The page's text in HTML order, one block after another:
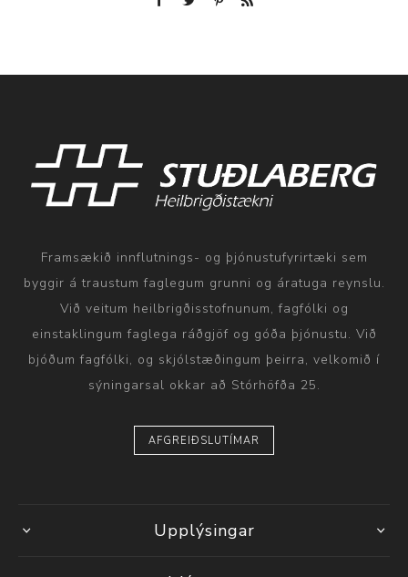
Framsækið innflutnings- og þjónustufyrirtæki sem
byggir á traustum faglegum grunni og áratuga reynslu.
Við veitum heilbrigðisstofnunum, fagfólki og
einstaklingum faglega ráðgjöf og góða þjónustu. Við
bjóðum fagfólki, og skjólstæðingum þeirra, velkomið í
sýningarsal okkar að Stórhöfða 25.
AFGREIÐSLUTÍMAR
Upplýsingar